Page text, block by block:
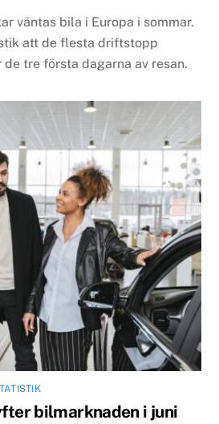
väntas bila i Europa i sommar.
att de flesta driftstopp
tre första dagarna av resan.
bilmarknaden i juni